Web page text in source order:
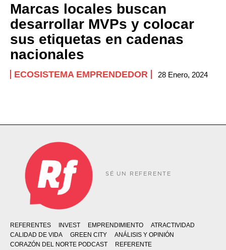
Marcas locales buscan
desarrollar MVPs y colocar
sus etiquetas en cadenas
nacionales
ECOSISTEMA EMPRENDEDOR 28 Enero, 2024
SÉ UN REFERENTE
REFERENTES INVEST EMPRENDIMIENTO
ATRACTIVIDAD
CALIDAD DE VIDA
GREEN CITY
ANÁLISIS Y OPINIÓN
CORAZÓN DEL NORTE PODCAST
REFERENTE